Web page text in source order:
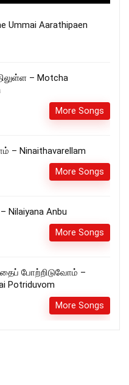
Ummai Aarathipaen
– Motcha
More Songs
– Ninaithavarellam
More Songs
Nilaiyana Anbu
More Songs
போற்றிடுவோம் –
Potriduvom
More Songs